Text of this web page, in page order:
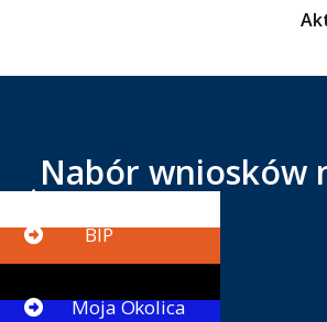
Nabór wniosków
Button
BIP
Button
Moja Okolica